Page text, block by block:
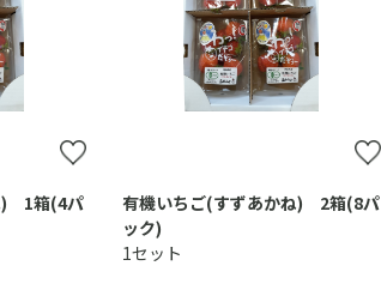
) 1箱(4パ
有機いちご(すずあかね) 2箱(8パ
ック)
1セット